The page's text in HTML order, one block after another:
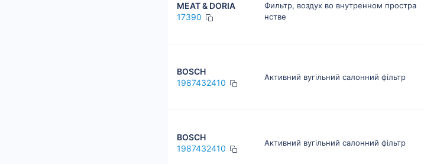
MEAT & DORIA
17390
Фильтр, воздух во внутренном простра
нстве
BOSCH
1987432410
Активний вугільний салонний фільтр
BOSCH
1987432410
Активний вугільний салонний фільтр